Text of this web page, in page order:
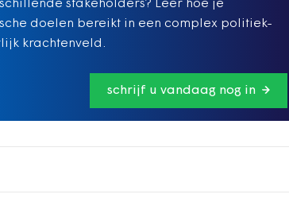
stakeholders? Leer hoe je
doelen bereikt in een complex politiek-
krachtenveld.
schrijf u vandaag nog in